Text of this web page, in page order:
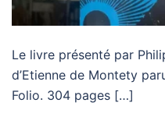
Le livre présenté par
d’Etienne de Montety
Folio. 304 pages […]